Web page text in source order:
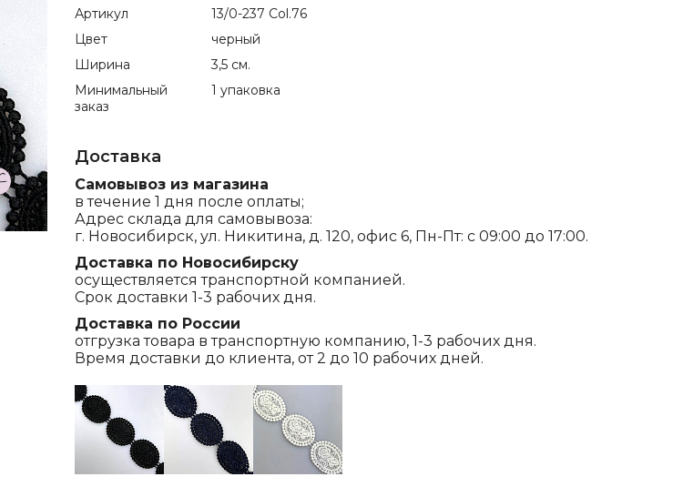
Артикул
13/0-237 Col.76
Цвет
черный
Ширина
3,5 см.
Минимальный
заказ
1 упаковка
Доставка
Самовывоз из магазина
в течение 1 дня после оплаты;
Адрес склада для самовывоза:
г. Новосибирск, ул. Никитина, д. 120, офис 6, Пн-Пт: с 09:00 до 17:00.
Доставка по Новосибирску
осуществляется транспортной компанией.
Срок доставки 1-3 рабочих дня.
Доставка по России
отгрузка товара в транспортную компанию, 1-3 рабочих дня.
Время доставки до клиента, от 2 до 10 рабочих дней.